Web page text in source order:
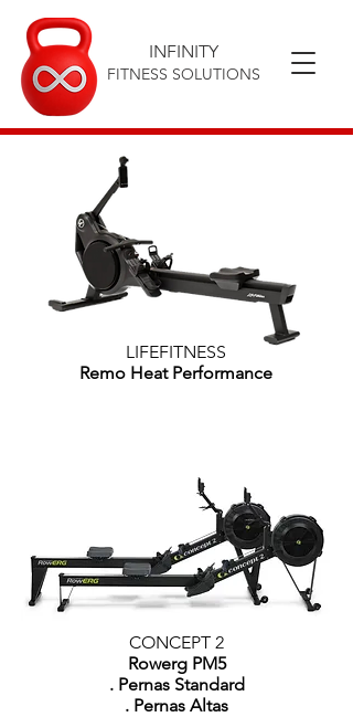
INFINITY
FITNESS SOLUTIONS
LIFEFITNESS
Remo Heat Performance
CONCEPT 2
Rowerg PM5
. Pernas Standard
. Pernas Altas